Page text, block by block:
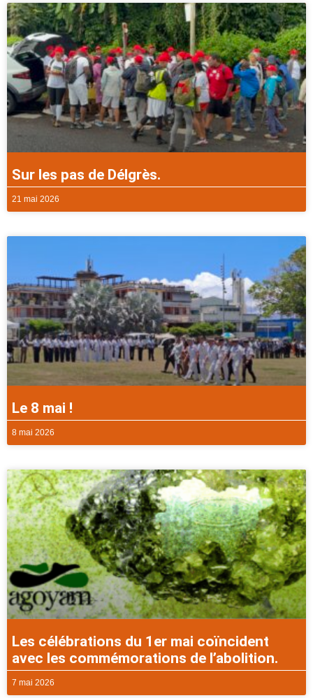
Sur les pas de Délgrès.
21 mai 2026
Le 8 mai !
8 mai 2026
Les célébrations du 1er mai coïncident
avec les commémorations de l’abolition.
7 mai 2026